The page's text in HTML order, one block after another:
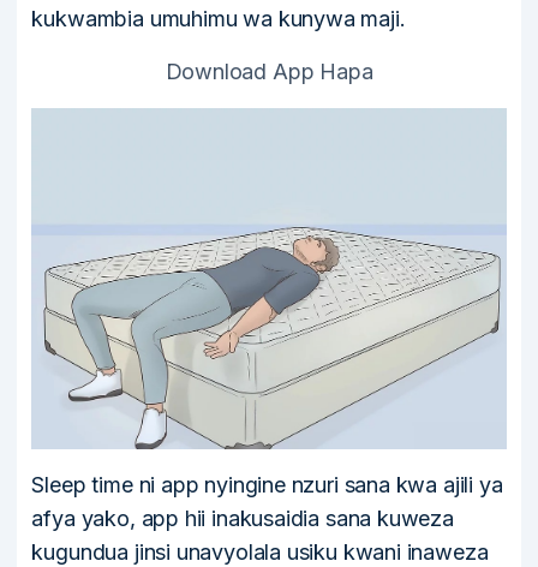
kukwambia umuhimu wa kunywa maji.
Download App Hapa
Sleep time ni app nyingine nzuri sana kwa ajili ya
afya yako, app hii inakusaidia sana kuweza
kugundua jinsi unavyolala usiku kwani inaweza